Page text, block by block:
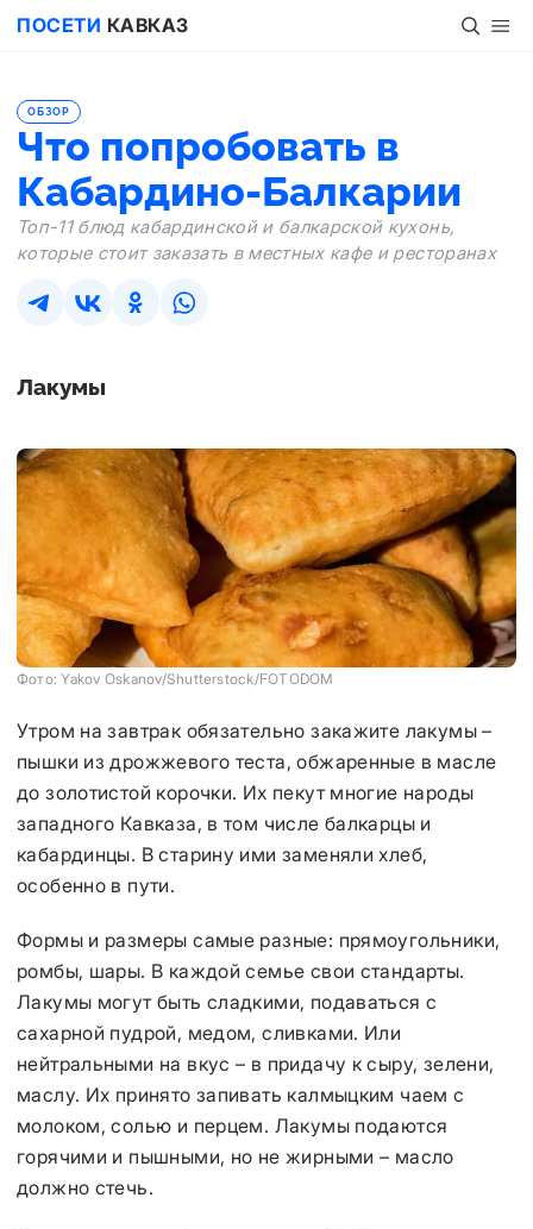
ПОСЕТИ КАВКАЗ
Что попробовать в
Кабардино-Балкарии
ОБЗОР
Топ-11 блюд кабардинской и балкарской кухонь,
которые стоит заказать в местных кафе и ресторанах
Лакумы
Фото: Yakov Oskanov/Shutterstock/FOTODOM
Утром на завтрак обязательно закажите лакумы –
пышки из дрожжевого теста, обжаренные в масле
до золотистой корочки. Их пекут многие народы
западного Кавказа, в том числе балкарцы и
кабардинцы. В старину ими заменяли хлеб,
особенно в пути.
Формы и размеры самые разные: прямоугольники,
ромбы, шары. В каждой семье свои стандарты.
Лакумы могут быть сладкими, подаваться с
сахарной пудрой, медом, сливками. Или
нейтральными на вкус – в придачу к сыру, зелени,
маслу. Их принято запивать калмыцким чаем с
молоком, солью и перцем. Лакумы подаются
горячими и пышными, но не жирными – масло
должно стечь.